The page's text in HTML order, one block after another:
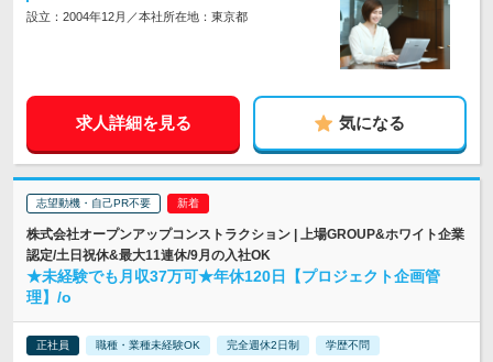
設立：2004年12月／本社所在地：東京都
求人詳細を見る 気になる
志望動機・自己PR不要
株式会社オープンアップコンストラクション | 上場GROUP&ホワイト企業
認定/土日祝休&最大11連休/9月の入社OK
★未経験でも月収37万可★年休120日【プロジェクト企画管
理】/o
正社員 職種・業種未経験OK 完全週休2日制 学歴不問